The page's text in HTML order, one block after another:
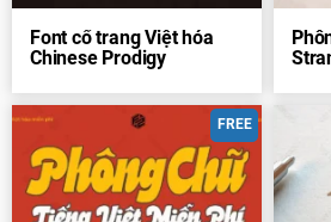
Font cổ trang Việt hóa
Chinese Prodigy
FREE